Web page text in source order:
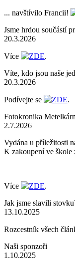
... navštívilo Francii!
Jsme hrdou součástí
20.3.2026
Více ZDE.
Víte, kdo jsou naše
20.3.2026
Podívejte se ZDE.
Fotokronika
2.7.2026
Vydána u příležitosti
K zakoupení ve škole
Více ZDE.
Jak jsme slavili
13.10.2025
Rozcestník všech
Naši sponzoři
1.10.2025